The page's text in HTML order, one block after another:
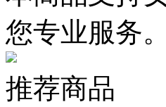
您专业服务。
推荐商品